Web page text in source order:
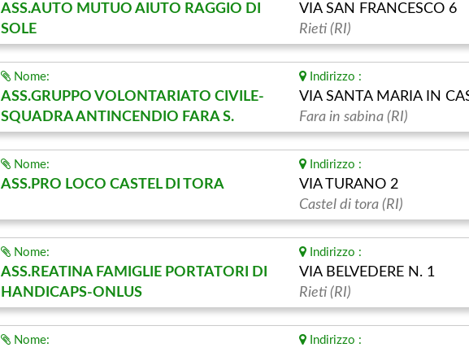
ASS.AUTO MUTUO AIUTO RAGGIO DI
SOLE
VIA SAN FRANCESCO 6
Rieti (RI)
Nome:
ASS.GRUPPO VOLONTARIATO CIVILE-
SQUADRA ANTINCENDIO FARA S.
Indirizzo :
VIA SANTA MARIA IN
Fara in sabina (RI)
Nome:
ASS.PRO LOCO CASTEL DI TORA
Indirizzo :
VIA TURANO 2
Castel di tora (RI)
Nome:
ASS.REATINA FAMIGLIE PORTATORI DI
HANDICAPS-ONLUS
Indirizzo :
VIA BELVEDERE N. 1
Rieti (RI)
Nome: Indirizzo :